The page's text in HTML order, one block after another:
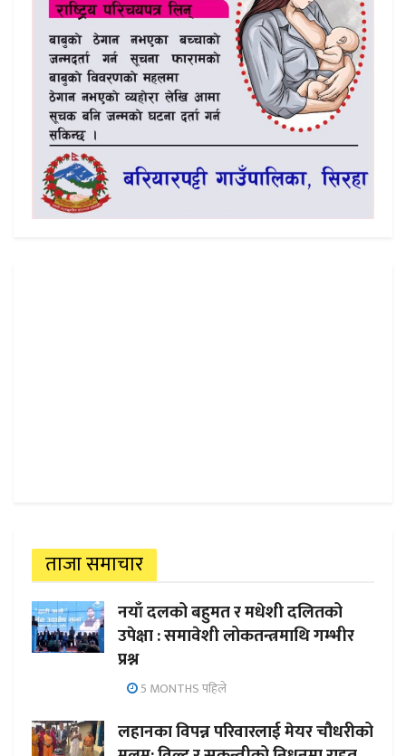
ताजा समाचार
नयाँ दलको बहुमत र मधेशी दलितको
उपेक्षा : समावेशी लोकतन्त्रमाथि गम्भीर
प्रश्न
5 MONTHS पहिले
लहानका विपन्न परिवारलाई मेयर चौधरीको